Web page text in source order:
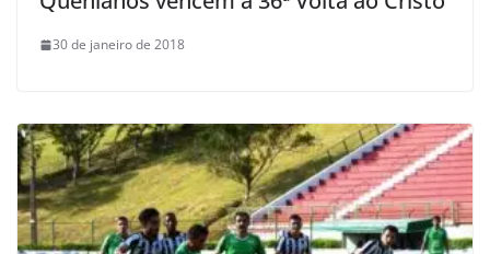
30 de janeiro de 2018